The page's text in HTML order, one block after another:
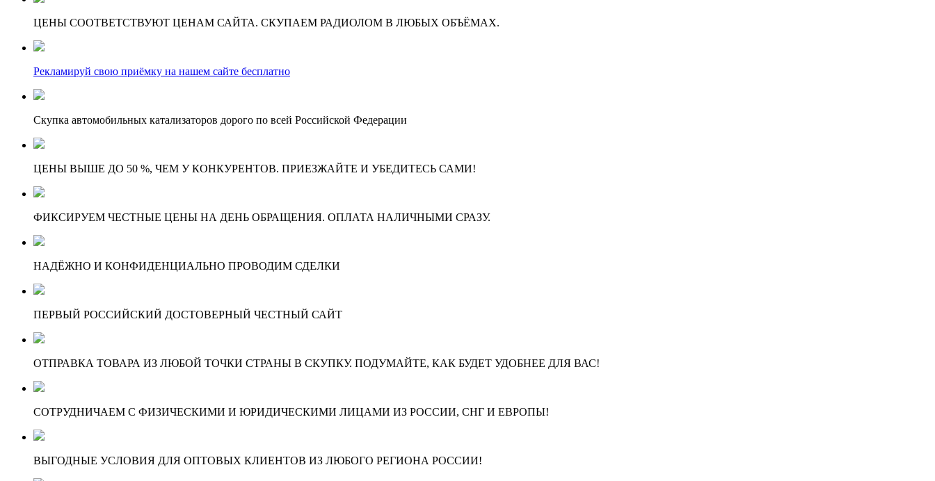
ЦЕНЫ СООТВЕТСТВУЮТ ЦЕНАМ САЙТА. СКУПАЕМ РАДИОЛОМ В ЛЮБЫХ ОБЪЁМАХ.
Рекламируй свою приёмку на нашем сайте бесплатно
Скупка автомобильных катализаторов дорого по всей Российской Федерации
ЦЕНЫ ВЫШЕ ДО 50 %, ЧЕМ У КОНКУРЕНТОВ. ПРИЕЗЖАЙТЕ И УБЕДИТЕСЬ САМИ!
ФИКСИРУЕМ ЧЕСТНЫЕ ЦЕНЫ НА ДЕНЬ ОБРАЩЕНИЯ. ОПЛАТА НАЛИЧНЫМИ СРАЗУ.
НАДЁЖНО И КОНФИДЕНЦИАЛЬНО ПРОВОДИМ СДЕЛКИ
ПЕРВЫЙ РОССИЙСКИЙ ДОСТОВЕРНЫЙ ЧЕСТНЫЙ САЙТ
ОТПРАВКА ТОВАРА ИЗ ЛЮБОЙ ТОЧКИ СТРАНЫ В СКУПКУ. ПОДУМАЙТЕ, КАК БУДЕТ УДОБНЕЕ ДЛЯ ВАС!
СОТРУДНИЧАЕМ С ФИЗИЧЕСКИМИ И ЮРИДИЧЕСКИМИ ЛИЦАМИ ИЗ РОССИИ, СНГ И ЕВРОПЫ!
ВЫГОДНЫЕ УСЛОВИЯ ДЛЯ ОПТОВЫХ КЛИЕНТОВ ИЗ ЛЮБОГО РЕГИОНА РОССИИ!